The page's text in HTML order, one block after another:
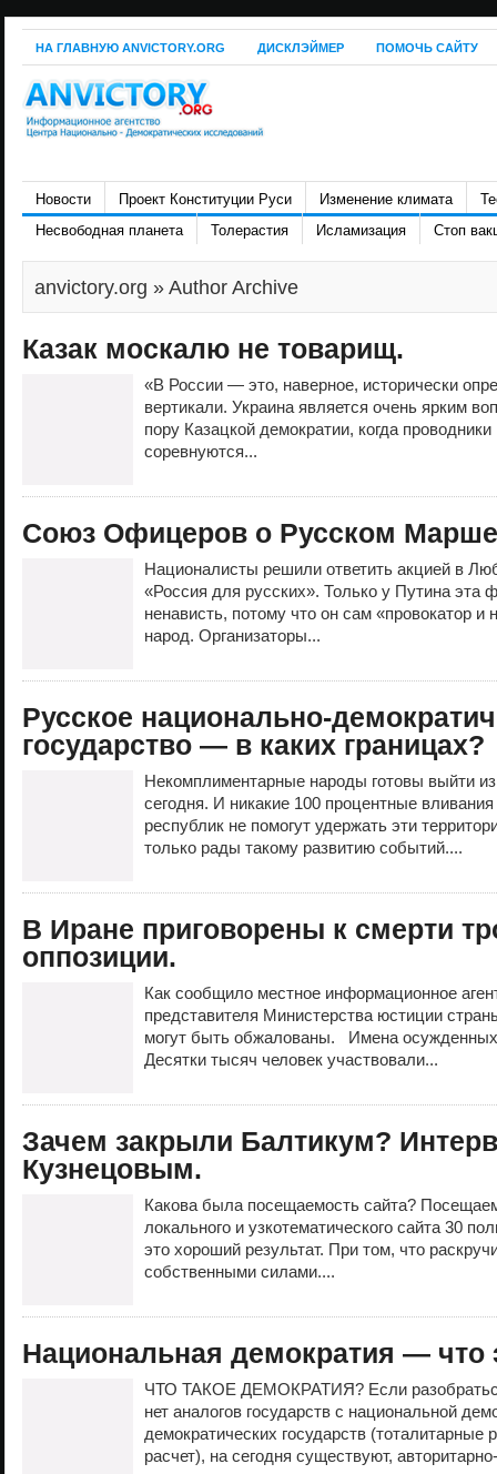
НА ГЛАВНУЮ ANVICTORY.ORG ДИСКЛЭЙМЕР ПОМОЧЬ САЙТУ
Новости Проект Конституции Руси Изменение климата
Несвободная планета
Толерастия Исламизация Стоп
anvictory.org » Author Archive
Казак москалю не товарищ.
«В России — это, наверное, исторически
вертикали. Украина является очень ярким
пору Казацкой демократии, когда
соревнуются...
Союз Офицеров о Русском
Националисты решили ответить акцией в
«Россия для русских». Только у Путина эта
ненависть, потому что он сам «провокатор и
народ. Организаторы...
Русское национально-
государство — в каких границах?
Некомплиментарные народы готовы выйти
сегодня. И никакие 100 процентные
республик не помогут удержать эти
только рады такому развитию событий....
В Иране приговорены к смерти
оппозиции.
Как сообщило местное информационное
представителя Министерства юстиции
могут быть обжалованы. Имена
Десятки тысяч человек участвовали...
Зачем закрыли Балтикум?
Кузнецовым.
Какова была посещаемость сайта?
локального и узкотематического сайта 30
это хороший результат. При том, что
собственными силами....
Национальная демократия — что
ЧТО ТАКОЕ ДЕМОКРАТИЯ? Если
нет аналогов государств с национальной
демократических государств
расчет), на сегодня существуют,